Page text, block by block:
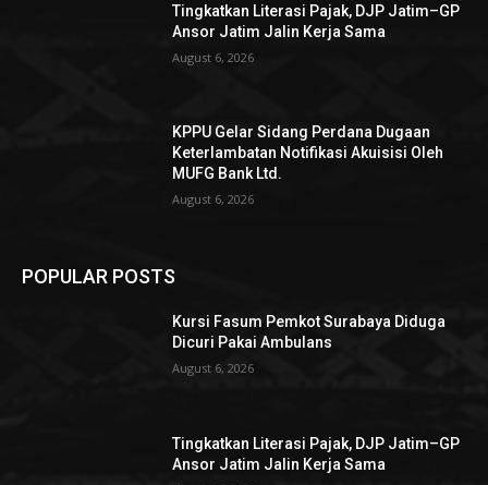
Tingkatkan Literasi Pajak, DJP Jatim–GP
Ansor Jatim Jalin Kerja Sama
August 6, 2026
KPPU Gelar Sidang Perdana Dugaan
Keterlambatan Notifikasi Akuisisi Oleh
MUFG Bank Ltd.
August 6, 2026
POPULAR POSTS
Kursi Fasum Pemkot Surabaya Diduga
Dicuri Pakai Ambulans
August 6, 2026
Tingkatkan Literasi Pajak, DJP Jatim–GP
Ansor Jatim Jalin Kerja Sama